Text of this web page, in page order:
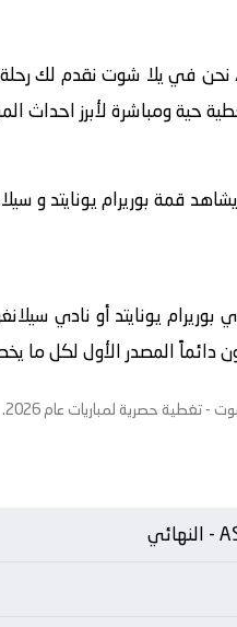
نحن في يلا شوت نقدم لك
حية ومباشرة لأبرز احداث
قمة بوريرام يونايتد و
بوريرام يونايتد أو نادي
المصدر الأول لكل ما يخص
- تغطية حصرية لمباريات عام 2026.